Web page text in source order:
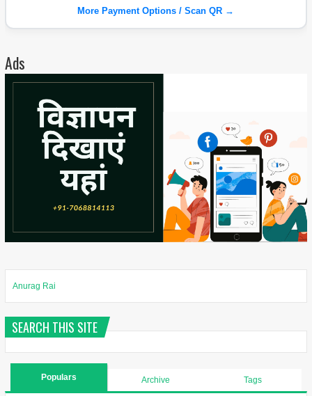
More Payment Options / Scan QR →
Ads
Anurag Rai
SEARCH THIS SITE
Populars Archive Tags